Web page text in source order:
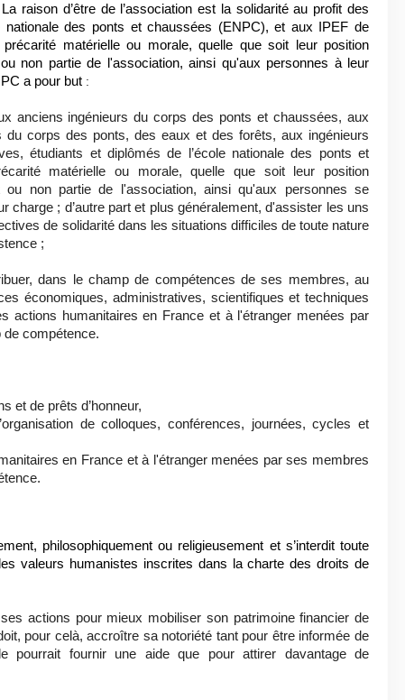
raison d’être de l’association est la solidarité au profit des
nationale des ponts et chaussées (ENPC), et aux IPEF de
matérielle ou morale, quelle que soit leur position
non partie de l'association, ainsi qu'aux personnes à leur
a pour but :
anciens ingénieurs du corps des ponts et chaussées, aux
du corps des ponts, des eaux et des forêts, aux ingénieurs
étudiants et diplômés de l’école nationale des ponts et
matérielle ou morale, quelle que soit leur position
ou non partie de l'association, ainsi qu'aux personnes se
charge ; d’autre part et plus généralement, d'assister les uns
de solidarité dans les situations difficiles de toute nature
;
dans le champ de compétences de ses membres, au
économiques, administratives, scientifiques et techniques
actions humanitaires en France et à l'étranger menées par
compétence.
et de prêts d’honneur,
de colloques, conférences, journées, cycles et
en France et à l'étranger menées par ses membres
philosophiquement ou religieusement et s’interdit toute
valeurs humanistes inscrites dans la charte des droits de
ses actions pour mieux mobiliser son patrimoine financier de
pour celà, accroître sa notoriété tant pour être informée de
pourrait fournir une aide que pour attirer davantage de